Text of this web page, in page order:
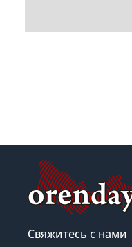
Свяжитесь с нами